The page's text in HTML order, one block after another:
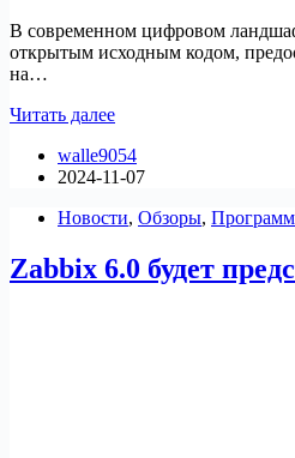
В современном цифровом
открытым исходным кодом,
на…
Читать далееКак
Zabbix
на
walle9054
2024-11-07
Новости, Обзоры,
Zabbix 6.0 будет